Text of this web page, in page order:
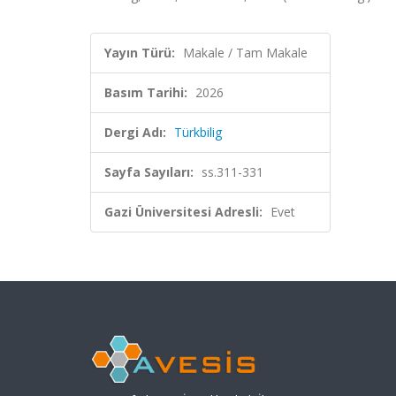
Yayın Türü: Makale / Tam Makale
Basım Tarihi: 2026
Dergi Adı: Türkbilig
Sayfa Sayıları: ss.311-331
Gazi Üniversitesi Adresli: Evet